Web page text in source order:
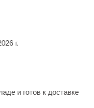
г.
и готов к доставке